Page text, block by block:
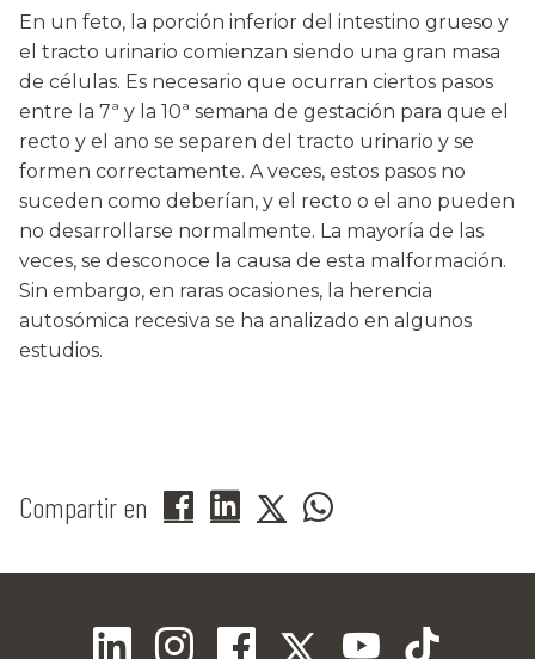
En un feto, la porción inferior del intestino grueso y
el tracto urinario comienzan siendo una gran masa
de células. Es necesario que ocurran ciertos pasos
entre la 7ª y la 10ª semana de gestación para que el
recto y el ano se separen del tracto urinario y se
formen correctamente. A veces, estos pasos no
suceden como deberían, y el recto o el ano pueden
no desarrollarse normalmente. La mayoría de las
veces, se desconoce la causa de esta malformación.
Sin embargo, en raras ocasiones, la herencia
autosómica recesiva se ha analizado en algunos
estudios.
Compartir en